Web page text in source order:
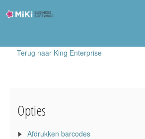
Software
Home
Terug naar King Enterprise
Opties
Afdrukken barcodes